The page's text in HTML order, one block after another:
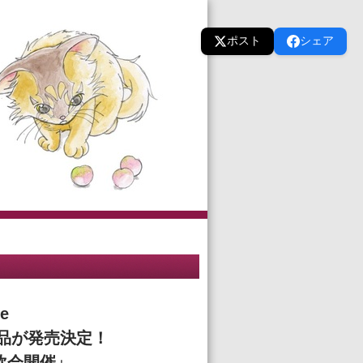
ポスト シェア
が発売決定！